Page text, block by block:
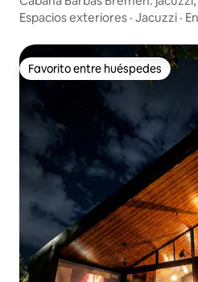
Espacios exteriores · Jacuzzi ·
Favorito entre huéspedes
Favorito entre huéspedes